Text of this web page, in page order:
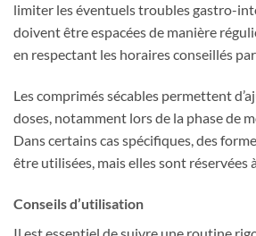
limiter les éventuels troubles gastro-
doivent être espacées de manière
en respectant les horaires conseillés
Les comprimés sécables permettent
doses, notamment lors de la phase de
Dans certains cas spécifiques, des
être utilisées, mais elles sont réservées
Conseils d’utilisation